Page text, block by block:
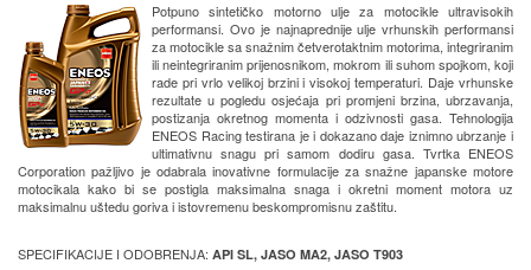
Potpuno sintetičko motorno ulje za motocikle ultravisokih
performansi. Ovo je najnaprednije ulje vrhunskih performansi
za motocikle sa snažnim četverotaktnim motorima, integriranim
ili neintegriranim prijenosnikom, mokrom ili suhom spojkom, koji
rade pri vrlo velikoj brzini i visokoj temperaturi. Daje vrhunske
rezultate u pogledu osjećaja pri promjeni brzina, ubrzavanja,
postizanja okretnog momenta i odzivnosti gasa. Tehnologija
ENEOS Racing testirana je i dokazano daje iznimno ubrzanje i
ultimativnu snagu pri samom dodiru gasa. Tvrtka ENEOS
Corporation pažljivo je odabrala inovativne formulacije za snažne japanske motore
motocikala kako bi se postigla maksimalna snaga i okretni moment motora uz
maksimalnu uštedu goriva i istovremenu beskompromisnu zaštitu.
SPECIFIKACIJE I ODOBRENJA: API SL, JASO MA2, JASO T903